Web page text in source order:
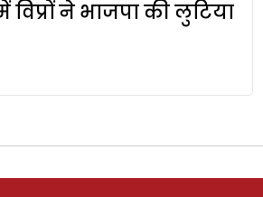
विप्रों ने भाजपा की लुटिया